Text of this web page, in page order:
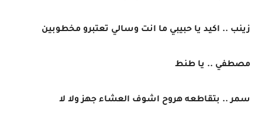
زينب .. اكيد يا حبيبي ما انت وسالي تعتبرو مخطوبين
مصطفي .. يا طنط
سمر .. بتقاطعه هروح اشوف العشاء جهز ولا لا